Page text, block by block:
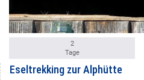
2
Tage
Eseltrekking zur Alphütte